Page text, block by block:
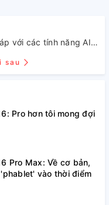
iPhone 16 của Apple sẽ có Siri tăng áp với các tính năng AI độc quyền trên thiết bị
sau
Pro hơn tôi mong đợi
Pro Max: Về cơ bản,
vào thời điểm